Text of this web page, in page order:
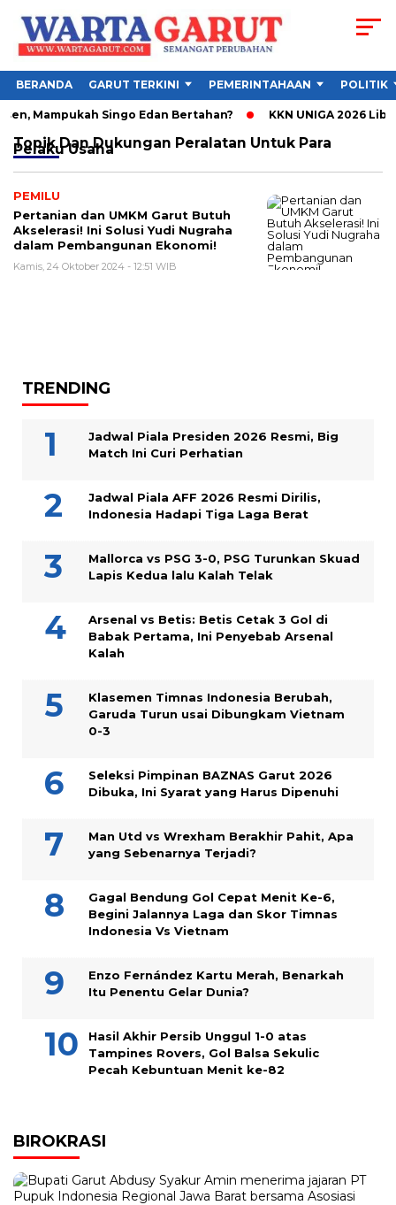
BERANDA GARUT TERKINI PEMERINTAHAAN POLITIK
Mampukah Singo Edan Bertahan? KKN UNIGA 2026
Topik Dan Dukungan Peralatan Untuk Para
Pelaku Usaha
PEMILU
Pertanian dan UMKM Garut Butuh
Akselerasi! Ini Solusi Yudi Nugraha
dalam Pembangunan Ekonomi!
Kamis, 24 Oktober 2024 - 12:51 WIB
TRENDING
Jadwal Piala Presiden 2026 Resmi, Big
Match Ini Curi Perhatian
Jadwal Piala AFF 2026 Resmi Dirilis,
Indonesia Hadapi Tiga Laga Berat
Mallorca vs PSG 3-0, PSG Turunkan Skuad
Lapis Kedua lalu Kalah Telak
Arsenal vs Betis: Betis Cetak 3 Gol di
Babak Pertama, Ini Penyebab Arsenal
Kalah
Klasemen Timnas Indonesia Berubah,
Garuda Turun usai Dibungkam Vietnam
0-3
Seleksi Pimpinan BAZNAS Garut 2026
Dibuka, Ini Syarat yang Harus Dipenuhi
Man Utd vs Wrexham Berakhir Pahit, Apa
yang Sebenarnya Terjadi?
Gagal Bendung Gol Cepat Menit Ke-6,
Begini Jalannya Laga dan Skor Timnas
Indonesia Vs Vietnam
Enzo Fernández Kartu Merah, Benarkah
Itu Penentu Gelar Dunia?
Hasil Akhir Persib Unggul 1-0 atas
Tampines Rovers, Gol Balsa Sekulic
Pecah Kebuntuan Menit ke-82
BIROKRASI